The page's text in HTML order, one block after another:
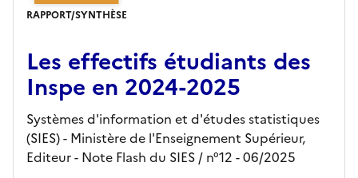
RAPPORT/SYNTHÈSE
Les effectifs étudiants des
Inspe en 2024-2025
Systèmes d'information et d'études statistiques
(SIES) - Ministère de l'Enseignement Supérieur,
Editeur- Note Flash du SIES / n°12 - 06/2025